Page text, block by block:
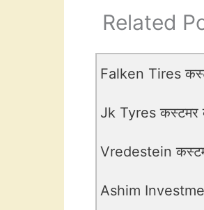
Related
Falken Tires
Jk Tyres कस्टमर
Vredestein
Ashim